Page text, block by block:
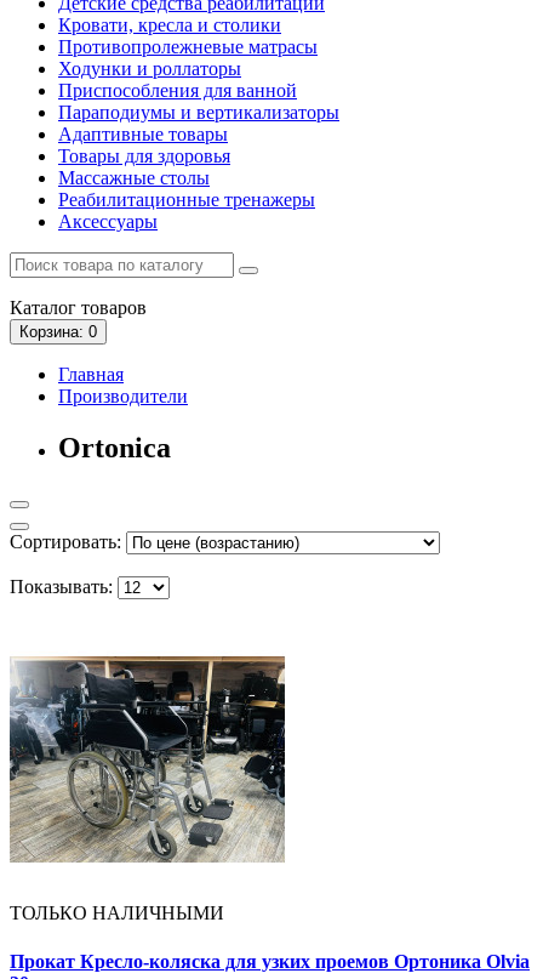
Кровати, кресла и столики
Противопролежневые матрасы
Ходунки и роллаторы
Приспособления для ванной
Параподиумы и вертикализаторы
Адаптивные товары
Товары для здоровья
Массажные столы
Реабилитационные тренажеры
Аксессуары
Каталог товаров
Корзина: 0
Главная
Производители
Ortonica
Сортировать:
Показывать:
ТОЛЬКО НАЛИЧНЫМИ
Прокат Кресло-коляска для узких проемов Ортоника Olvia